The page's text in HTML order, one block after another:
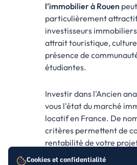
l’immobilier à Rouen
particulièrement
investisseurs
attrait touristique,
présence de
étudiantes.
Investir dans l'Ancien
vous l'état du marché
locatif en France. De
critères permettent de
rentabilité de votre
notamment
où investir
Cookies et confidentialité